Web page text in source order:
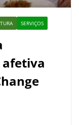
SERVIÇOS